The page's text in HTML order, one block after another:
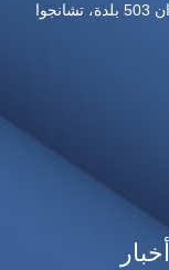
503 بلدة، تشانجوا
أخبار